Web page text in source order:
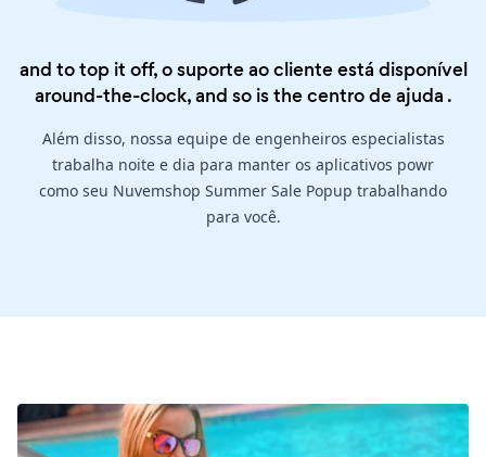
and to top it off, o suporte ao cliente está disponível
around-the-clock, and so is thecentro de ajuda .
Além disso, nossa equipe de engenheiros especialistas
trabalha noite e dia para manter os aplicativos powr
como seu Nuvemshop Summer Sale Popup trabalhando
para você.